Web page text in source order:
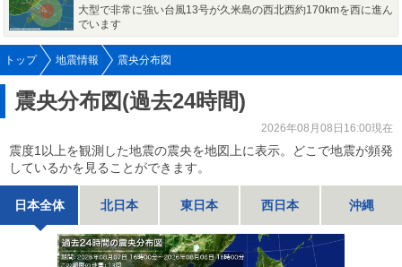
大型で非常に強い台風13号が久米島の西北西約170kmを西に進ん
でいます
トップ 地震情報 震央分布図
震央分布図(過去24時間)
2026年08月08日16:00現在
震度1以上を観測した地震の震央を地図上に表示。どこで地震が頻発
しているかを見ることができます。
日本全体 北日本 東日本 西日本 沖縄